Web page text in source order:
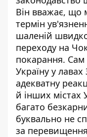
Він вважає, що
термін
шаленій
переходу на
покарання. Сам
Україну у
адекватну
й інших містах
багато
буквально не
за